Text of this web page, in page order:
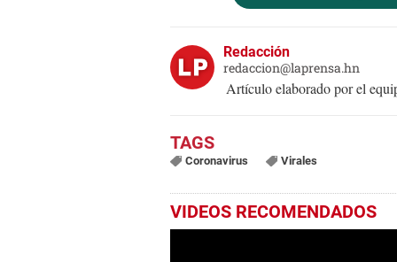
Redacción
redaccion@laprensa.hn
Artículo elaborado por el
Coronavirus Virales
VIDEOS RECOMENDADOS